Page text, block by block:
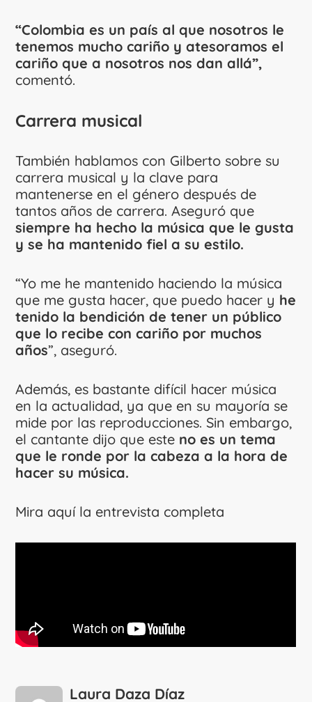
“Colombia es un país al que nosotros le
tenemos mucho cariño y atesoramos el
cariño que a nosotros nos dan allá”,
comentó.
Carrera musical
También hablamos con Gilberto sobre su
carrera musical y la clave para
mantenerse en el género después de
tantos años de carrera. Aseguró que
siempre ha hecho la música que le gusta
y se ha mantenido fiel a su estilo.
“Yo me he mantenido haciendo la música
que me gusta hacer, que puedo hacer y he
tenido la bendición de tener un público
que lo recibe con cariño por muchos
años”, aseguró.
Además, es bastante difícil hacer música
en la actualidad, ya que en su mayoría se
mide por las reproducciones. Sin embargo,
el cantante dijo que este no es un tema
que le ronde por la cabeza a la hora de
hacer su música.
Mira aquí la entrevista completa
Laura Daza Díaz